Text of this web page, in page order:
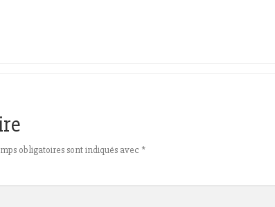
obligatoires sont indiqués avec *